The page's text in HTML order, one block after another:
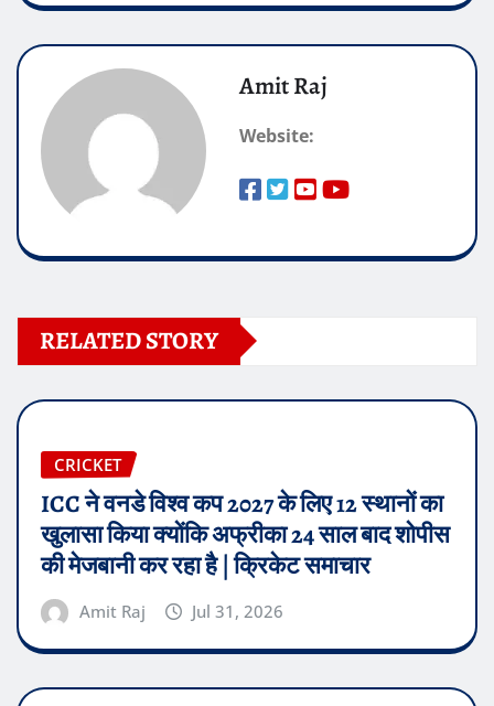
Amit Raj
Website:
RELATED STORY
CRICKET
ICC ने वनडे विश्व कप 2027 के लिए 12 स्थानों का
खुलासा किया क्योंकि अफ्रीका 24 साल बाद शोपीस
की मेजबानी कर रहा है | क्रिकेट समाचार
Amit Raj Jul 31, 2026